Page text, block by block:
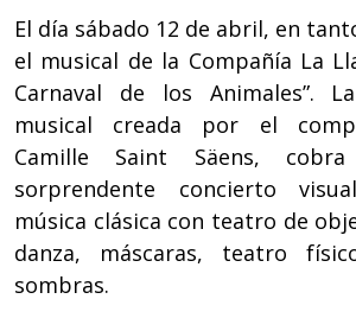
El día sábado 12 de abril, en
el musical de la Compañía La
Carnaval de los Animales”.
musical creada por el
Camille Saint Säens,
sorprendente concierto
música clásica con teatro de
danza, máscaras, teatro
sombras.